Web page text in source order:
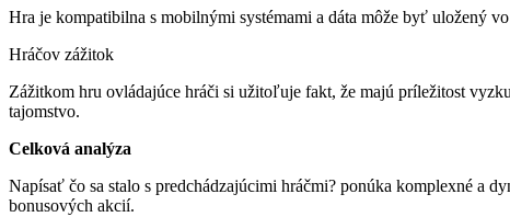
Hra je kompatibilna s mobilnými systémami a dáta môže byť uložený
Hráčov zážitok
Zážitkom hru ovládajúce hráči si užitoľuje fakt, že majú príležitost
tajomstvo.
Celková analýza
Napísať čo sa stalo s predchádzajúcimi hráčmi? ponúka komplexné a
bonusových akcií.